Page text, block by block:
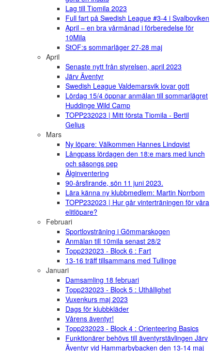
Lag till Tiomila 2023
Full fart på Swedish League #3-4 i Svalboviken
April – en bra vårmånad i förberedelse för
10Mila
StOF:s sommarläger 27-28 maj
April
Senaste nytt från styrelsen, april 2023
Järv Äventyr
Swedish League Valdemarsvik lovar gott
Lördag 15/4 öppnar anmälan till sommarlägret
Huddinge Wild Camp
TOPP232023 | Mitt första Tiomila - Bertil
Gelius
Mars
Ny löpare: Välkommen Hannes Lindqvist
Långpass lördagen den 18:e mars med lunch
och säsongs pep
Älginventering
90-årsfirande, sön 11 juni 2023.
Lära känna ny klubbmedlem: Martin Norrbom
TOPP232023 | Hur går vinterträningen för våra
elitlöpare?
Februari
Sportlovsträning i Gömmarskogen
Anmälan till 10mila senast 28/2
Topp232023 - Block 6 : Fart
13-16 träff tillsammans med Tullinge
Januari
Damsamling 18 februari
Topp232023 - Block 5 : Uthållighet
Vuxenkurs maj 2023
Dags för klubbkläder
Vårens äventyr!
Topp232023 - Block 4 : Orienteering Basics
Funktionärer behövs till äventyrstävlingen Järv
Äventyr vid Hammarbybacken den 13-14 maj